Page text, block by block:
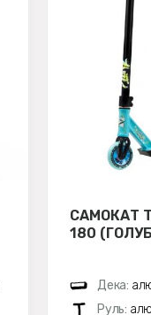
САМОКАТ
180
Дека:
Руль: